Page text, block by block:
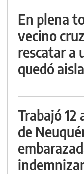
En plena
vecino
rescatar a
quedó
Trabajó 12
de